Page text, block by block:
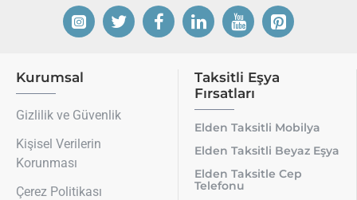
Kurumsal
Gizlilik ve Güvenlik
Kişisel Verilerin
Korunması
Çerez Politikası
Taksitli Eşya
Fırsatları
Elden Taksitli Mobilya
Elden Taksitli Beyaz Eşya
Elden Taksitle Cep
Telefonu